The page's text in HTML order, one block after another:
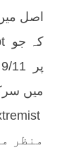
اصل
میں
منظر